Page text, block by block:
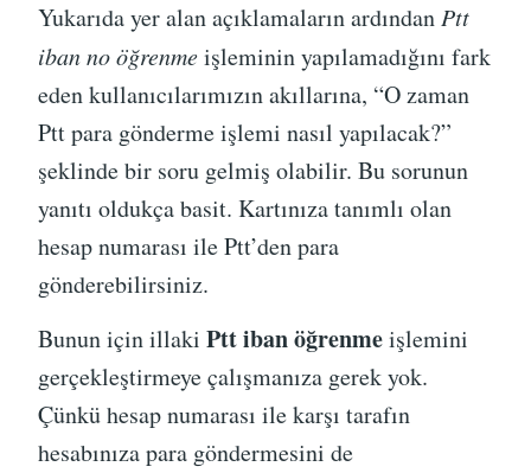
Yukarıda yer alan açıklamaların ardındanPtt
iban no öğrenmeişleminin yapılamadığını fark
eden kullanıcılarımızın akıllarına, “O zaman
Ptt para gönderme işlemi nasıl yapılacak?”
şeklinde bir soru gelmiş olabilir. Bu sorunun
yanıtı oldukça basit. Kartınıza tanımlı olan
hesap numarası ile Ptt’den para
gönderebilirsiniz.
Bunun için illaki Ptt iban öğrenmeişlemini
gerçekleştirmeye çalışmanıza gerek yok.
Çünkü hesap numarası ile karşı tarafın
hesabınıza para göndermesini de